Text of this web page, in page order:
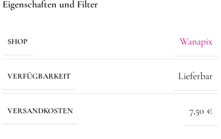
Eigenschaften und Filter
SHOP Wanapix
VERFÜGBARKEIT Lieferbar
VERSANDKOSTEN 7,50 €